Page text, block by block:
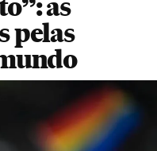
as
pelas